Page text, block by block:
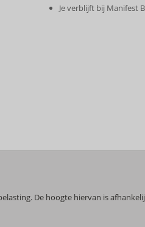
Je verblijft bij Manifest
De hoogte hiervan is